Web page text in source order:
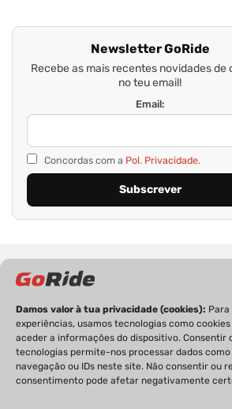
Damos valor à tua privacidade (cookies):
experiências, usamos tecnologias como
aceder a informações do dispositivo. Consentir
tecnologias permite-nos processar dados
navegação ou IDs neste site. Não consentir ou
consentimento pode afetar negativamente
Newsletter GoRide
Recebe as mais recentes novidades de
no teu email!
Email:
Concordas com a Pol. Privacidade.
PRIVACIDADE FICHA TÉCNICA
POLÍTICA DE COOKIES